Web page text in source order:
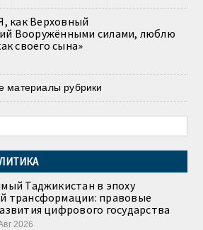
как Верховный
Вооружёнными силами, люблю
своего сына»
материалы рубрики
Таджикистан в эпоху
трансформации: правовые
цифрового государства
2026